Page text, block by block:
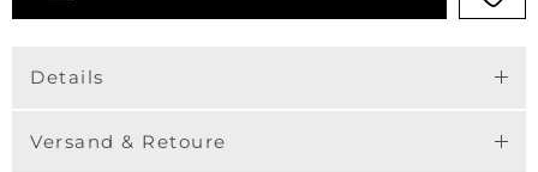
Details
Versand & Retoure